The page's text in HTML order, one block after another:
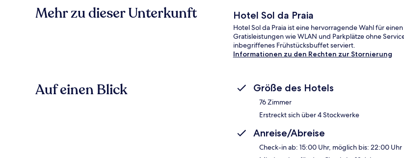
Mehr zu dieser Unterkunft Hotel Sol da Praia
Hotel Sol da Praia ist eine hervorragende Wahl für
Gratisleistungen wie WLAN und Parkplätze ohne
inbegriffenes Frühstücksbuffet serviert.
Informationen zu den Rechten zur Stornierung
Auf einen Blick Größe des Hotels
76 Zimmer
Erstreckt sich über 4 Stockwerke
Anreise/Abreise
Check-in ab: 15:00 Uhr, möglich bis: 22:00 Uhr